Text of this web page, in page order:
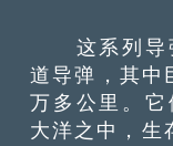
这系列导弹
道导弹，其中
万多公里。
大洋之中，生